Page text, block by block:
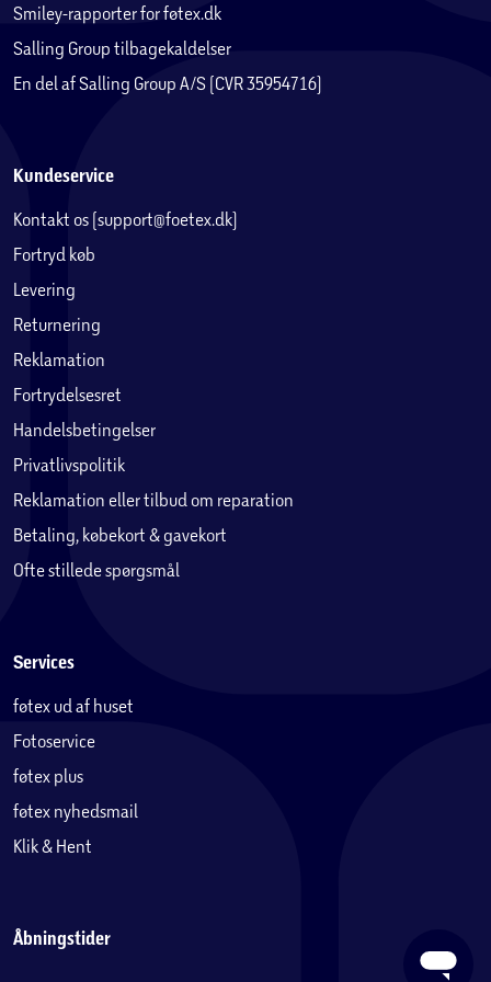
Digital tuner til ethvert behov
Alle Prosonic TV har indbygget tuner til ethvert behov. Om
du modtager dit TV signal via egen antenne hjemme eller
Google Play Store.**Kræver et CAM modul til den givne
udbyder.
Smiley-rapporter for føtex.dk
Salling Group tilbagekaldelser
En del af Salling Group A/S (CVR 35954716)
Kundeservice
Kontakt os (support@foetex.dk)
Fortryd køb
Levering
Returnering
Reklamation
Fortrydelsesret
Handelsbetingelser
Privatlivspolitik
Reklamation eller tilbud om reparation
Betaling, købekort & gavekort
Ofte stillede spørgsmål
Services
føtex ud af huset
Fotoservice
føtex plus
føtex nyhedsmail
Klik & Hent
Åbningstider